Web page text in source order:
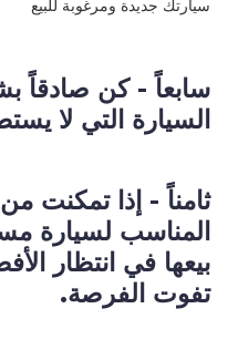
سيارتك جديدة ومرغوبة للبيع
سابعاً - كن صادقاً
السيارة التي لا
ثامناً - إذا تمكنت
المناسب لسيارة
بيعها في انتظار
تفوت الفرصة.